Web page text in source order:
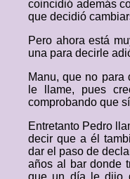
coincidió además
que decidió
Pero ahora está
una para decirle
Manu, que no para
le llame, pues
comprobando que
Entretanto Pedro
decir que a él
dar el paso de
años al bar donde
que un día le dijo